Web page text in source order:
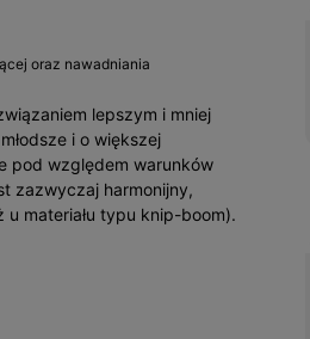
oraz nawadniania
lepszym i mniej
i o większej
pod względem warunków
zazwyczaj harmonijny,
materiału typu knip-boom).